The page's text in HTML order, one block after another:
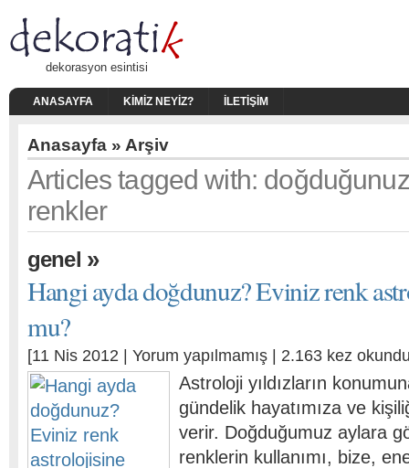
dekorasyon esintisi
ANASAYFA KIMIZ NEYIZ? İLETIŞIM
Anasayfa » Arşiv
Articles tagged with:
renkler
genel »
Hangi ayda doğdunuz? Eviniz renk
mu?
[11 Nis 2012 | Yorum yapılmamış | 2.163 kez
Astroloji yıldızların
gündelik hayatımıza ve
verir. Doğduğumuz aylara
renklerin kullanımı, bize,